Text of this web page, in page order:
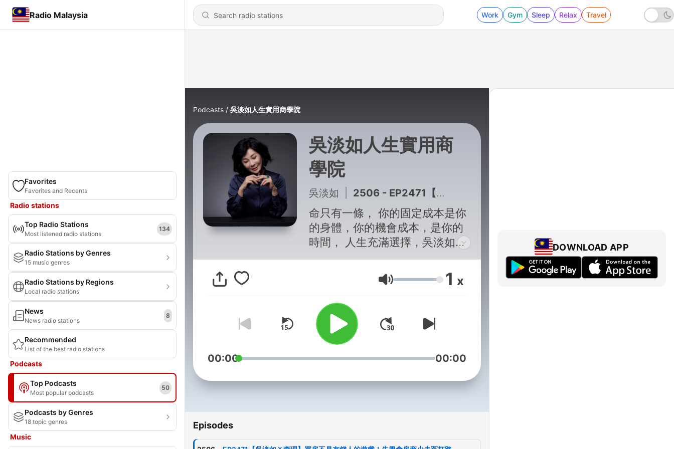
Radio Malaysia Work Gym Sleep Relax Travel
Favorites
Favorites and Recents
Radio stations
Top Radio Stations
Most listened radio stations
134
Radio Stations by Genres
15 music genres
Radio Stations by Regions
Local radio stations
News
News radio stations
8
Recommended
List of the best radio stations
Podcasts
Top Podcasts
Most popular podcasts
50
Podcasts by Genres
18 topic genres
Music
Podcasts 吳淡如人生實用商學院
吳淡如人生實用商
學院
吳淡如 2506 - EP2471【吳淡如Ｘ查理】買房不是有錢人的遊戲！先學會房商少走冤枉路
命只有一條， 你的固定成本是你
的身體，你的機會成本，是你的
時間， 人生充滿選擇，吳淡如實
用商學院， 希望你做出最適選
擇，而不是完美選擇。 合作邀
約：etjoey@yahoo.com.tw 或
line：http://nav.cx/1INTyyx
2026吳淡如打算當網紅囉☺️開始
做YouTube，洽談請聯絡：
david@blueberrys.tw --
Hosting provided bySoundOn
Volume 1 x
00:00 00:00
Episodes
DOWNLOAD APP